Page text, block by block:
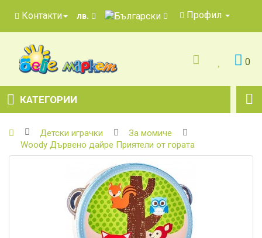
Контакти лв. Профил
0
КАТЕГОРИИ
Детски играчки
За момиче
Woody Дървено дайре Приятели от гората